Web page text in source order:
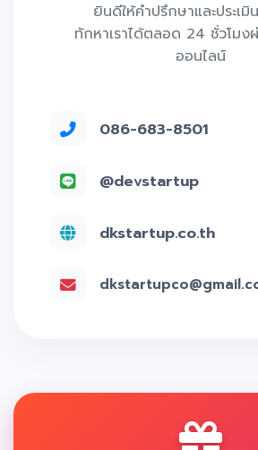
ยินดีให้คำปรึกษาและประเมิ
ทักหาเราได้ตลอด 24 ชั่วโมง
ออนไลน์
086-683-8501
@devstartup
dkstartup.co.th